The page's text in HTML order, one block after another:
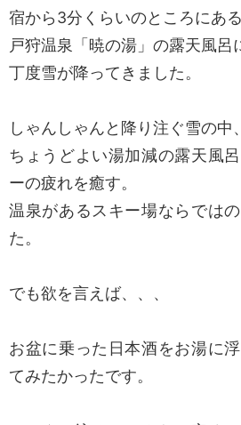
宿から3分くらいのところにある
戸狩温泉「暁の湯」の露天風呂
丁度雪が降ってきました。
しゃんしゃんと降り注ぐ雪の中、
ちょうどよい湯加減の露天風
ーの疲れを癒す。
温泉があるスキー場ならでは
た。
でも欲を言えば、、、
お盆に乗った日本酒をお湯に
てみたかったです。